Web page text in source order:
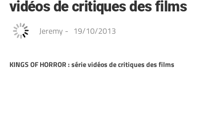
vidéos de critiques des films
Jeremy - 19/10/2013
KINGS OF HORROR : série vidéos de critiques des films